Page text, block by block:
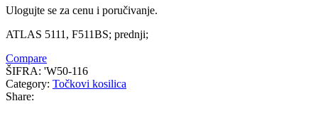
Ulogujte se za cenu i poručivanje.
ATLAS 5111, F511BS; prednji;
Compare
ŠIFRA: 'W50-116
Category: Točkovi kosilica
Share: